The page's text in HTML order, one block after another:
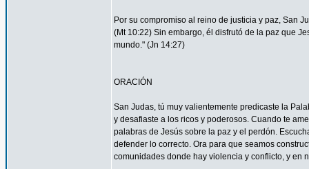
Por su compromiso al reino de justicia y paz, San
(Mt 10:22) Sin embargo, él disfrutó de la paz que
mundo." (Jn 14:27)
ORACIÓN
San Judas, tú muy valientemente predicaste la
y desafiaste a los ricos y poderosos. Cuando te
palabras de Jesús sobre la paz y el perdón.
defender lo correcto. Ora para que seamos
comunidades donde hay violencia y conflicto, y en